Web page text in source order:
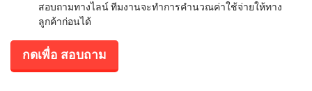
สอบถามทางไลน์ ทีมงานจะทำการคำนวณค่าใช้จ่ายให้ทาง
ลูกค้าก่อนได้
กดเพื่อ สอบถาม